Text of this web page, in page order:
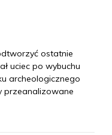
ostatnie
uciec po wybuchu
archeologicznego
przeanalizowane